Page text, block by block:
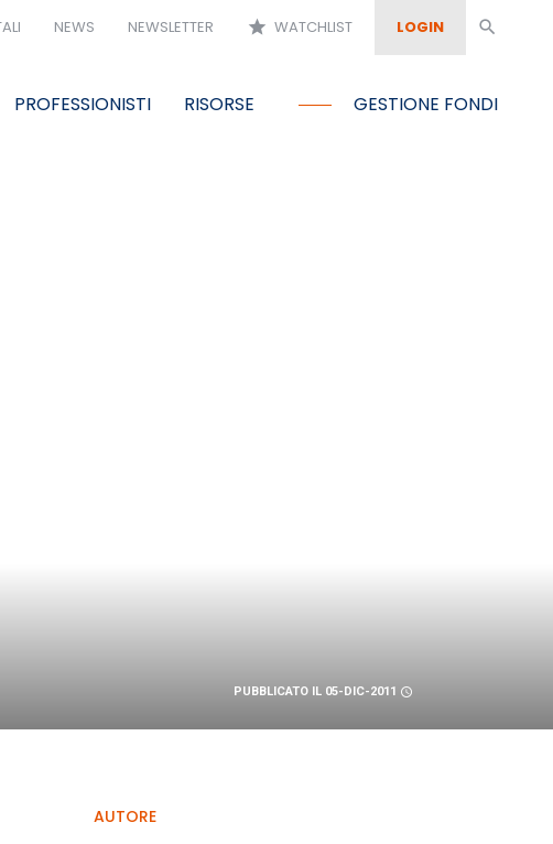
NEWS NEWSLETTER star WATCHLIST LOGIN search
PROFESSIONISTI RISORSE GESTIONE FONDI
PUBBLICATO IL 05-DIC-2011 schedule
AUTORE